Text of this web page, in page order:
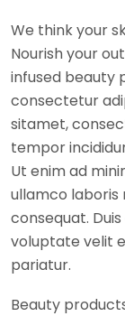
We think your
Nourish your
infused beauty
consectetur
sitamet,
tempor
Ut enim ad
ullamco laboris
consequat.
voluptate velit
pariatur.
Beauty